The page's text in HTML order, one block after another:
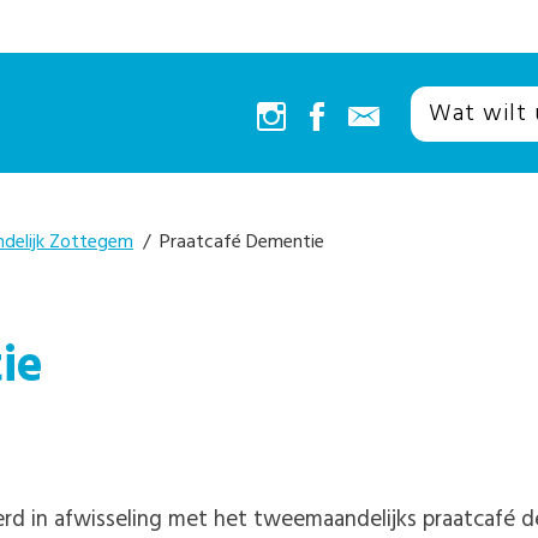
Zottegem / Praatcafé Dementie
in afwisseling met het tweemaandelijks praatcafé